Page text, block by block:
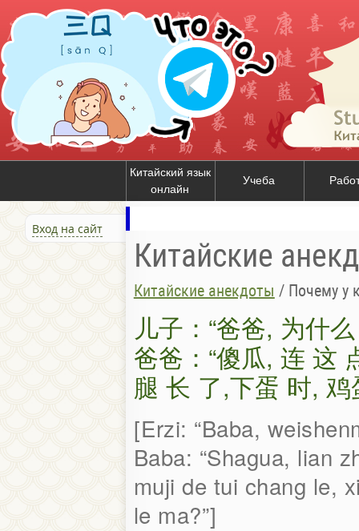
Китайский язык
онлайн
Учеба
Вход на сайт
Китайские
Китайские анекдоты / Почему у
儿子：“爸爸, 为什
爸爸：“傻瓜, 连 这
腿 长 了,下蛋 时,
Erzi: “Baba,
Baba: “Shagua, lian
muji de tui chang le,
le ma?”